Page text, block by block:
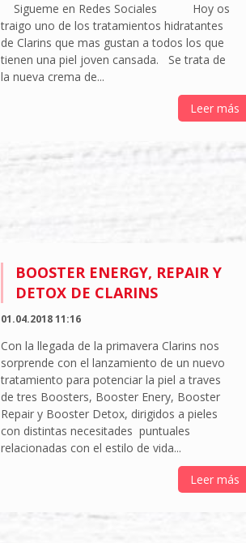
Sigueme en Redes Sociales Hoy os
traigo uno de los tratamientos hidratantes
de Clarins que mas gustan a todos los que
tienen una piel joven cansada. Se trata de
la nueva crema de...
Leer más
BOOSTER ENERGY, REPAIR Y
DETOX DE CLARINS
01.04.2018 11:16
Con la llegada de la primavera Clarins nos
sorprende con el lanzamiento de un nuevo
tratamiento para potenciar la piel a traves
de tres Boosters, Booster Enery, Booster
Repair y Booster Detox, dirigidos a pieles
con distintas necesitades puntuales
relacionadas con el estilo de vida...
Leer más